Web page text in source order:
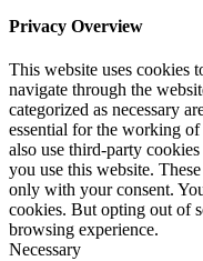
Privacy Overview
This website uses cookies
navigate through the
categorized as necessary
essential for the working
also use third-party
you use this website.
only with your consent.
cookies. But opting out of
browsing experience.
Necessary